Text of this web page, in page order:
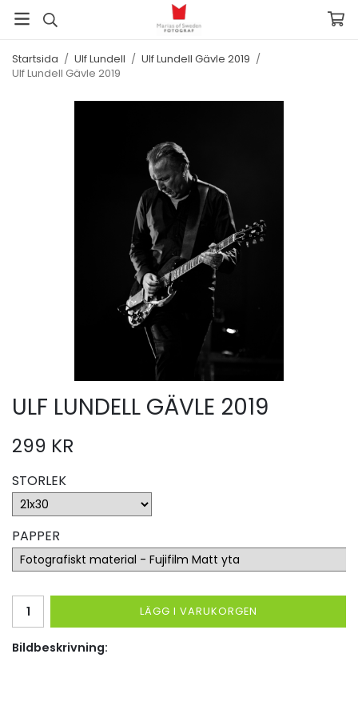
Startsida / Ulf Lundell / Ulf Lundell Gävle 2019 /
Ulf Lundell Gävle 2019
ULF LUNDELL GÄVLE 2019
299 KR
STORLEK
PAPPER
LÄGG I VARUKORGEN
Bildbeskrivning: